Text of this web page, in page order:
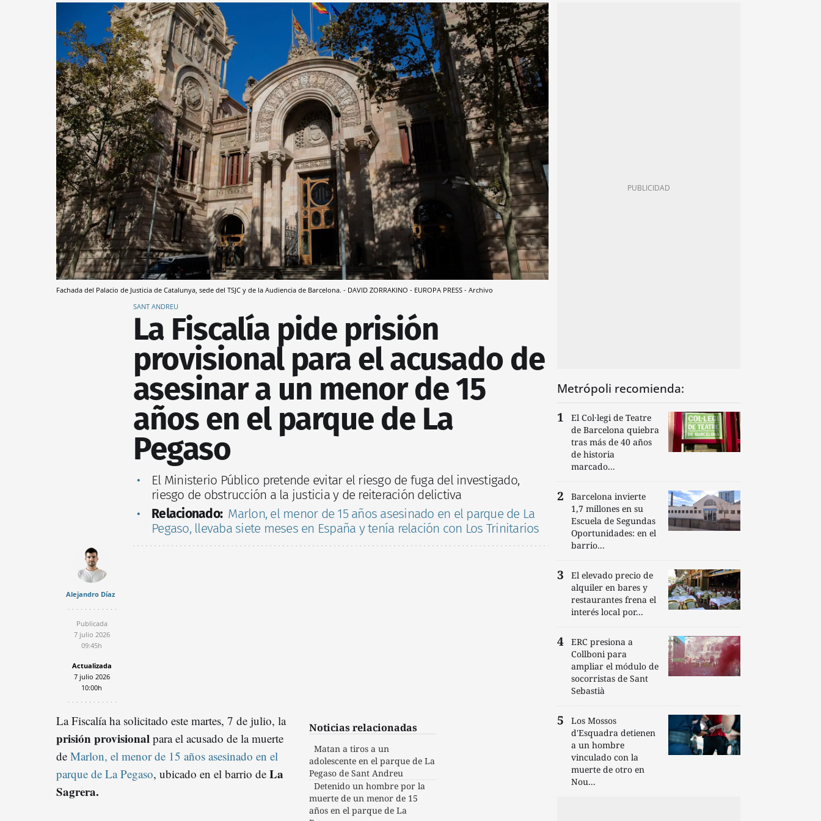
Fachada del Palacio de Justicia de Catalunya, sede del TSJC y de la Audiencia de Barcelona. - DAVID ZORRAKINO - EUROPA PRESS - Archivo
SANT ANDREU
La Fiscalía pide prisión
provisional para el acusado de
asesinar a un menor de 15
años en el parque de La
Pegaso
El Ministerio Público pretende evitar el riesgo de fuga del investigado,
riesgo de obstrucción a la justicia y de reiteración delictiva
Relacionado: Marlon, el menor de 15 años asesinado en el parque de La
Pegaso, llevaba siete meses en España y tenía relación con Los Trinitarios
Alejandro Díaz
Publicada
7 julio 2026
09:45h
Actualizada
7 julio 2026
10:00h
Noticias relacionadas
Matan a tiros a un
adolescente en el parque de La
Pegaso de Sant Andreu
Detenido un hombre por la
muerte de un menor de 15
años en el parque de La
La Fiscalía ha solicitado este martes, 7 de julio, la
prisión provisional para el acusado de la muerte
de Marlon, el menor de 15 años asesinado en el
parque de La Pegaso, ubicado en el barrio de La
Sagrera.
Metrópoli recomienda:
El Col·legi de Teatre
de Barcelona quiebra
tras más de 40 años
de historia
marcado...
Barcelona invierte
1,7 millones en su
Escuela de Segundas
Oportunidades: en el
barrio...
El elevado precio de
alquiler en bares y
restaurantes frena el
interés local por...
ERC presiona a
Collboni para
ampliar el módulo de
socorristas de Sant
Sebastià
Los Mossos
d'Esquadra detienen
a un hombre
vinculado con la
muerte de otro en
Nou...